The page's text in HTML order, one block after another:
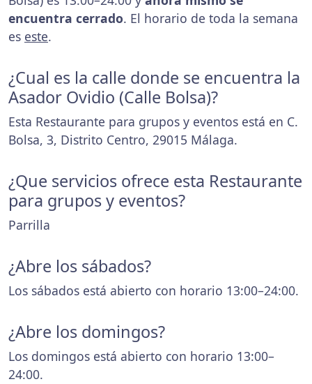
encuentra cerrado. El horario de toda la semana
es este.
¿Cual es la calle donde se encuentra la
Asador Ovidio (Calle Bolsa)?
Esta Restaurante para grupos y eventos está en C.
Bolsa, 3, Distrito Centro, 29015 Málaga.
¿Que servicios ofrece esta Restaurante
para grupos y eventos?
Parrilla
¿Abre los sábados?
Los sábados está abierto con horario 13:00–24:00.
¿Abre los domingos?
Los domingos está abierto con horario 13:00–
24:00.